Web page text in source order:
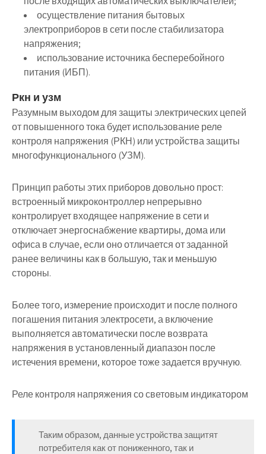
осуществление питания бытовых
электроприборов в сети после стабилизатора
напряжения;
использование источника бесперебойного
питания (ИБП).
Ркн и узм
Разумным выходом для защиты электрических цепей
от повышенного тока будет использование реле
контроля напряжения (РКН) или устройства защиты
многофункционального (УЗМ).
Принцип работы этих приборов довольно прост:
встроенный микроконтроллер непрерывно
контролирует входящее напряжение в сети и
отключает энергоснабжение квартиры, дома или
офиса в случае, если оно отличается от заданной
ранее величины как в большую, так и меньшую
стороны.
Более того, измерение происходит и после полного
погашения питания электросети, а включение
выполняется автоматически после возврата
напряжения в установленный диапазон после
истечения времени, которое тоже задается вручную.
Реле контроля напряжения со световым индикатором
Таким образом, данные устройства защитят
потребителя как от пониженного, так и